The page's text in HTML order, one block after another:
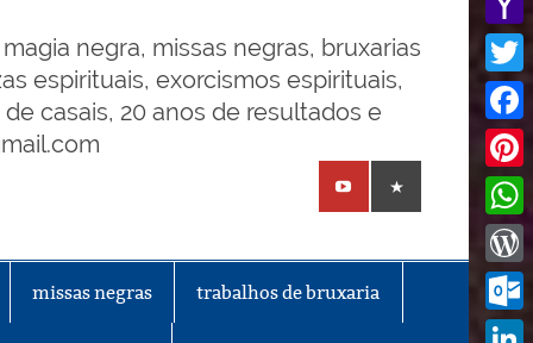
negra, missas negras, bruxarias
espirituais, exorcismos espirituais,
casais, 20 anos de resultados e
missas negras trabalhos de bruxaria
Mail